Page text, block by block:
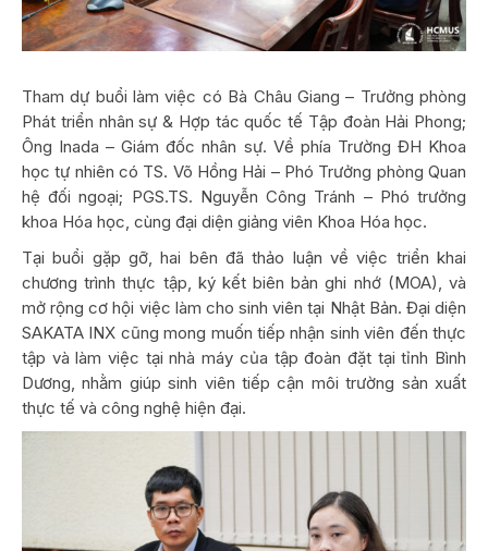
Tham dự buổi làm việc có Bà Châu Giang – Trưởng phòng
Phát triển nhân sự & Hợp tác quốc tế Tập đoàn Hải Phong;
Ông Inada – Giám đốc nhân sự. Về phía Trường ĐH Khoa
học tự nhiên có TS. Võ Hồng Hải – Phó Trưởng phòng Quan
hệ đối ngoại; PGS.TS. Nguyễn Công Tránh – Phó trưởng
khoa Hóa học, cùng đại diện giảng viên Khoa Hóa học.
Tại buổi gặp gỡ, hai bên đã thảo luận về việc triển khai
chương trình thực tập, ký kết biên bản ghi nhớ (MOA), và
mở rộng cơ hội việc làm cho sinh viên tại Nhật Bản. Đại diện
SAKATA INX cũng mong muốn tiếp nhận sinh viên đến thực
tập và làm việc tại nhà máy của tập đoàn đặt tại tỉnh Bình
Dương, nhằm giúp sinh viên tiếp cận môi trường sản xuất
thực tế và công nghệ hiện đại.